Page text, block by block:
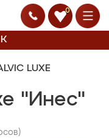
0
LUXE
"Инес"